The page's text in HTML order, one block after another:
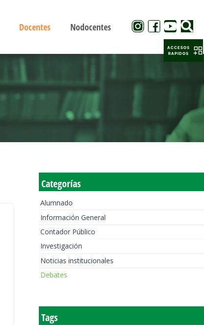
Docentes Nodocentes
Categorías
Alumnado
Información General
Contador Público
Investigación
Noticias institucionales
Debates
Tags
ACCESOS
RAPIDOS